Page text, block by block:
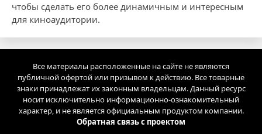
чтобы сделать его более динамичным и интересным
для киноаудитории.
Все материалы расположенные на сайте не являются
публичной офертой или призывом к действию. Все товарные
знаки принадлежат их законным владельцам. Данный ресурс
носит исключительно информационно-ознакомительный
характер, и не является официальным продуктом компании.
Обратная связь с проектом